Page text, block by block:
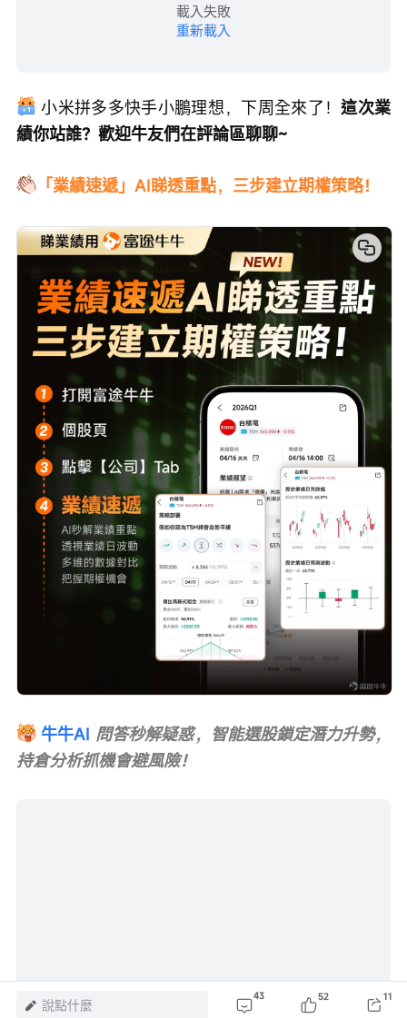
載入失敗
重新載入
小米拼多多快手小鵬理想，下周全來了！這次業
績你站誰？歡迎牛友們在評論區聊聊~
「業績速遞」AI睇透重點，三步建立期權策略！
牛牛AI 問答秒解疑惑，智能選股鎖定潛力升勢，
持倉分析抓機會避風險！
說點什麼
43 52 11